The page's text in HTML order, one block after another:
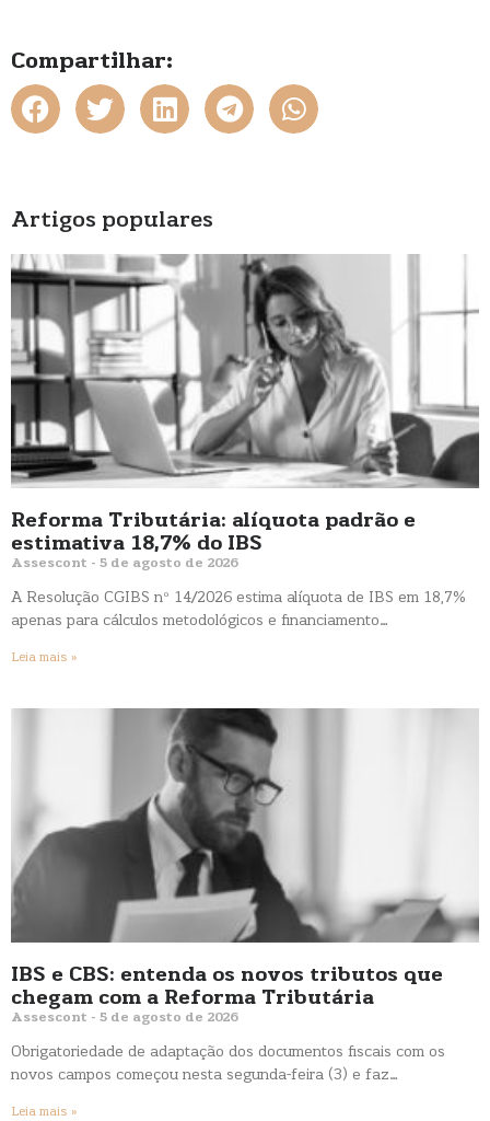
Compartilhar:
Artigos populares
Reforma Tributária: alíquota padrão e
estimativa 18,7% do IBS
Assescont 5 de agosto de 2026
A Resolução CGIBS nº 14/2026 estima alíquota de IBS em 18,7%
apenas para cálculos metodológicos e financiamento…
Leia mais »
IBS e CBS: entenda os novos tributos que
chegam com a Reforma Tributária
Assescont 5 de agosto de 2026
Obrigatoriedade de adaptação dos documentos fiscais com os
novos campos começou nesta segunda-feira (3) e faz…
Leia mais »